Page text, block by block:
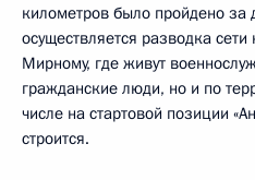
километров было пройдено за
осуществляется разводка сети
Мирному, где живут
гражданские люди, но и по
числе на стартовой позиции
строится.